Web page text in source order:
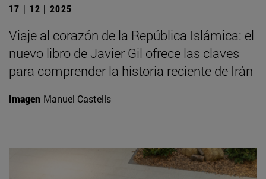
17 | 12 | 2025
Viaje al corazón de la República Islámica: el
nuevo libro de Javier Gil ofrece las claves
para comprender la historia reciente de Irán
Imagen Manuel Castells